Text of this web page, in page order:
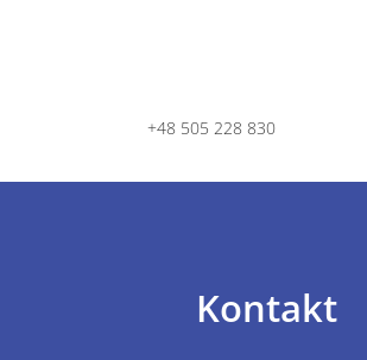
+48 505 228 830
Kontakt